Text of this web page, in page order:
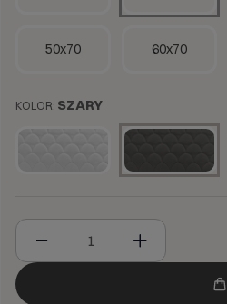
50x70 60x70
KOLOR: SZARY